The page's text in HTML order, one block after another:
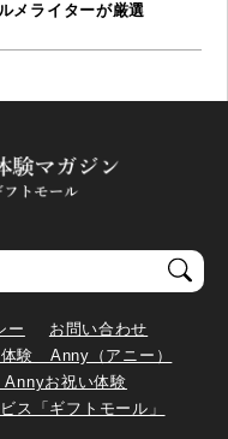
メライターが厳選
ー
お問い合わせ
験 Anny（アニー）
お祝い体験
ス「ギフトモール」